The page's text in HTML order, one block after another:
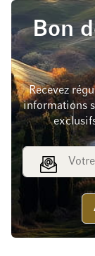
Bon
Recevez
informations
Adresse e-mail